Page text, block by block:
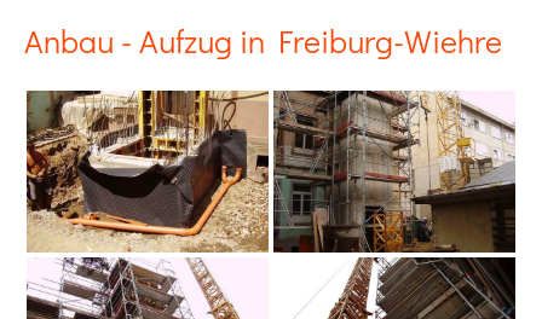
Anbau - Aufzug in Freiburg-Wiehre